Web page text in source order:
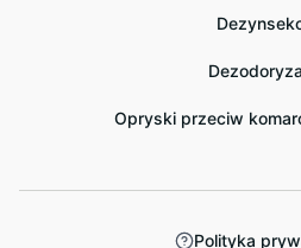
Opryski przeciw
Polityka